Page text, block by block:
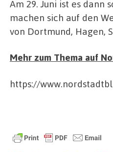
Am 29. Juni ist es dann
machen sich auf den
von Dortmund, Hagen,
Mehr zum Thema auf
https://